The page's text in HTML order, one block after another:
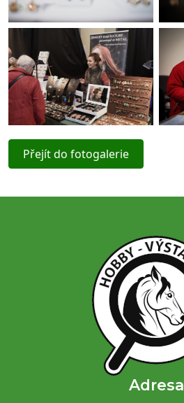
Přejít do fotogalerie
Adresa